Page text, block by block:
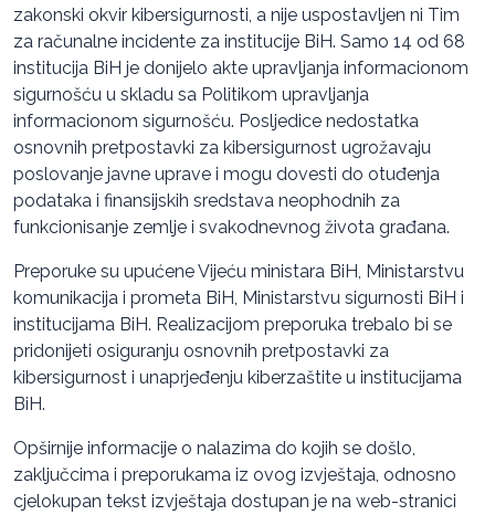
zakonski okvir kibersigurnosti, a nije uspostavljen ni Tim
za računalne incidente za institucije BiH. Samo 14 od 68
institucija BiH je donijelo akte upravljanja informacionom
sigurnošću u skladu sa Politikom upravljanja
informacionom sigurnošću. Posljedice nedostatka
osnovnih pretpostavki za kibersigurnost ugrožavaju
poslovanje javne uprave i mogu dovesti do otuđenja
podataka i finansijskih sredstava neophodnih za
funkcionisanje zemlje i svakodnevnog života građana.
Preporuke su upućene Vijeću ministara BiH, Ministarstvu
komunikacija i prometa BiH, Ministarstvu sigurnosti BiH i
institucijama BiH. Realizacijom preporuka trebalo bi se
pridonijeti osiguranju osnovnih pretpostavki za
kibersigurnost i unaprjeđenju kiberzaštite u institucijama
BiH.
Opširnije informacije o nalazima do kojih se došlo,
zaključcima i preporukama iz ovog izvještaja, odnosno
cjelokupan tekst izvještaja dostupan je na web-stranici